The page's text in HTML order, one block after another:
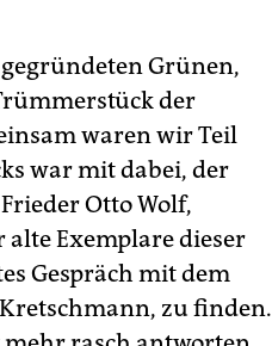
Grünen,
der
waren wir Teil
war mit dabei, der
Otto Wolf,
alte Exemplare dieser
Gespräch mit dem
zu finden.